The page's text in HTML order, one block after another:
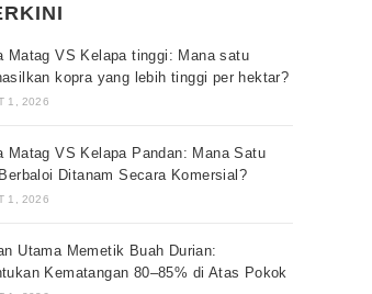
Matag VS Kelapa tinggi: Mana satu
kopra yang lebih tinggi per hektar?
1, 2026
Matag VS Kelapa Pandan: Mana Satu
Ditanam Secara Komersial?
1, 2026
Utama Memetik Buah Durian:
Kematangan 80–85% di Atas Pokok